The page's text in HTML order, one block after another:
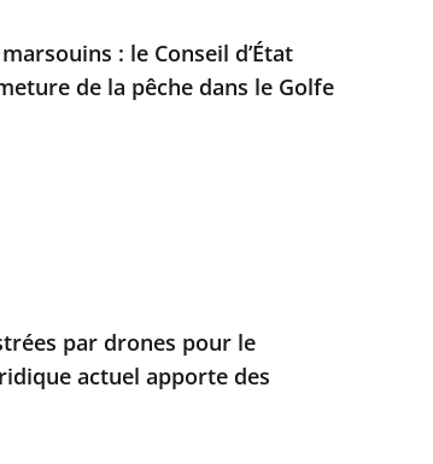
: le Conseil d’État
de la pêche dans le Golfe
par drones pour le
actuel apporte des